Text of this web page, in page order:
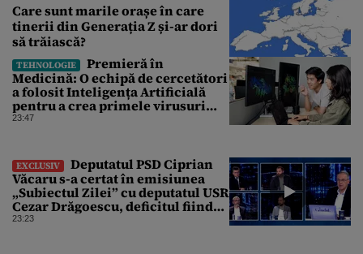
Care sunt marile orașe în care
tinerii din Generația Z și-ar dori
să trăiască?
TEHNOLOGIE
Premieră în
Medicină: O echipă de cercetători
a folosit Inteligența Artificială
pentru a crea primele virusuri
sintetice la tratarea de E.coli
23:47
EXCLUSIV
Deputatul PSD Ciprian
Văcaru s-a certat în emisiunea
„Subiectul Zilei” cu deputatul USR
Cezar Drăgoescu, deficitul fiind
motivul scandalului
23:23